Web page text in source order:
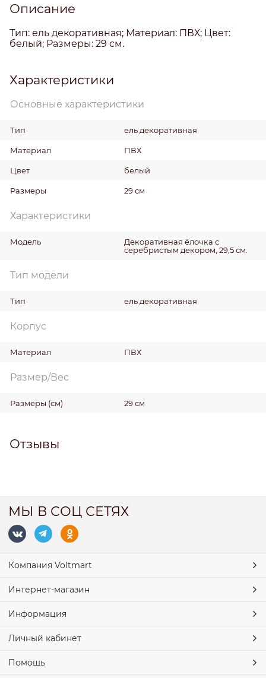
Описание
Тип: ель декоративная; Материал: ПВХ; Цвет:
белый; Размеры: 29 см.
Характеристики
Основные характеристики
Тип ель декоративная
Материал ПВХ
Цвет белый
Размеры 29 см
Характеристики
Модель
Декоративная ёлочка с
серебристым декором, 29,5 см.
Тип модели
Тип ель декоративная
Корпус
Материал ПВХ
Размер/Вес
Размеры (см) 29 см
Отзывы
МЫ В СОЦ СЕТЯХ
Компания Voltmart
Интернет-магазин
Информация
Личный кабинет
Помощь